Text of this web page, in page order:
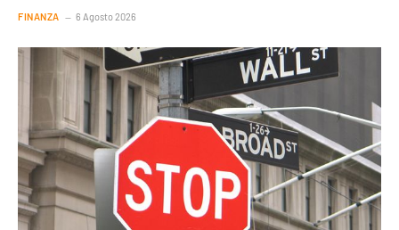
FINANZA 6 Agosto 2026